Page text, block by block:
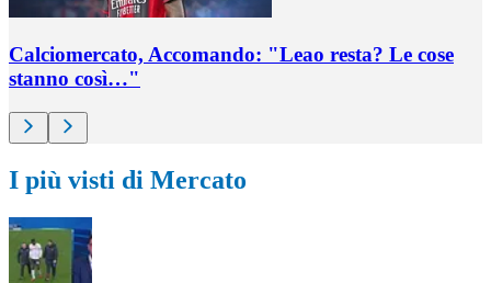
Calciomercato, Accomando: "Leao resta? Le cose
stanno così…"
I più visti di Mercato